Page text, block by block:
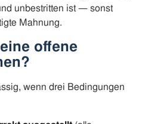
unbestritten ist — sonst
Mahnung.
offene
wenn drei Bedingungen